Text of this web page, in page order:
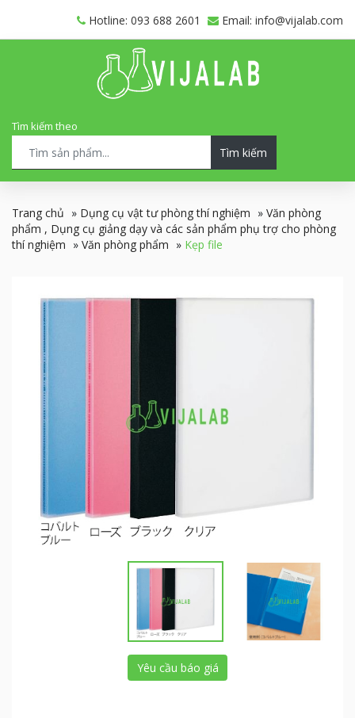
Hotline: 093 688 2601 Email: info@vijalab.com
Tìm kiếm theo
Tìm kiếm
Trang chủ » Dụng cụ vật tư phòng thí nghiệm » Văn phòng
phẩm , Dụng cụ giảng dạy và các sản phẩm phụ trợ cho phòng
thí nghiệm » Văn phòng phẩm » Kẹp file
Yêu cầu báo giá